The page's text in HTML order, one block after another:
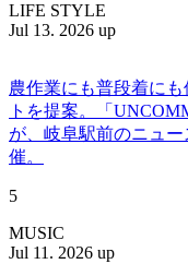
LIFE STYLE
Jul 13. 2026 up
農作業にも普段着に
トを提案。「
が、岐阜駅前のニュー
催。
5
MUSIC
Jul 11. 2026 up